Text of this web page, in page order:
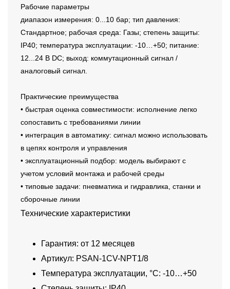
Рабочие параметры
диапазон измерения: 0...10 бар; тип давления:
Стандартное; рабочая среда: Газы; степень защиты:
IP40; температура эксплуатации: -10…+50; питание:
12...24 В DC; выход: коммутационный сигнал /
аналоговый сигнал.
Практические преимущества
• быстрая оценка совместимости: исполнение легко
сопоставить с требованиями линии
• интеграция в автоматику: сигнал можно использовать
в цепях контроля и управления
• эксплуатационный подбор: модель выбирают с
учетом условий монтажа и рабочей среды
• типовые задачи: пневматика и гидравлика, станки и
сборочные линии
Технические характеристики
Гарантия: от 12 месяцев
Артикул: PSAN-1CV-NPT1/8
Температура эксплуатации, °C: -10…+50